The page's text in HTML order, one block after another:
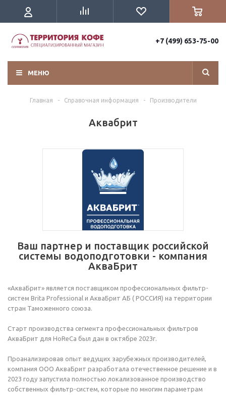
+7 (499) 653-75-00
МЕНЮ
Главная - Справочная информация - Производители
Аквабрит
Ваш партнер и поставщик российской
системы водоподготовки - компания
АкваБрит
«АкваБрит» является поставщиком профессиональных фильтр-
систем Brita Professional и АкваБрит АБ ( РОССИЯ) на территории
стран Таможенного союза.
Старт производства сегмента профессиональных фильтров
АкваБрит для HoReCa был дан в октябре 2023г.
Проанализировав опыт ведущих зарубежных производителей,
компания ООО АкваБрит разработала отечественное решение и в
2023 году запустила полностью локализованное производство
собственных фильтр-систем, которые по многим параметрам